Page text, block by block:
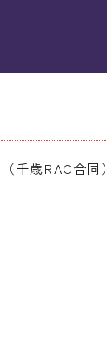
歳RAC合同）